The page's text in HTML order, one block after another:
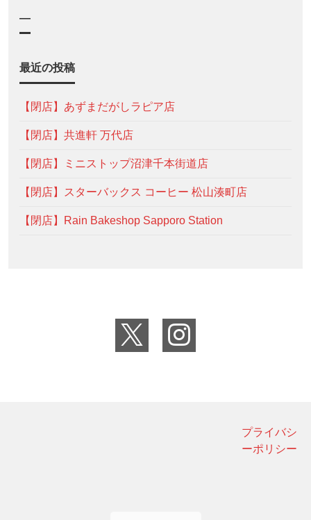
—
最近の投稿
【閉店】あずまだがしラピア店
【閉店】共進軒 万代店
【閉店】ミニストップ沼津千本街道店
【閉店】スターバックス コーヒー 松山湊町店
【閉店】Rain Bakeshop Sapporo Station
プライバシ
ーポリシー